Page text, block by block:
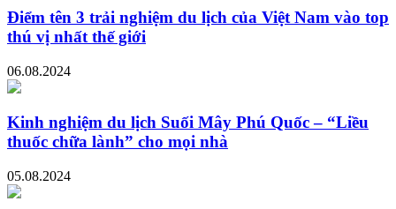
Điểm tên 3 trải nghiệm du lịch của Việt Nam vào top
thú vị nhất thế giới
06.08.2024
Kinh nghiệm du lịch Suối Mây Phú Quốc – “Liều
thuốc chữa lành” cho mọi nhà
05.08.2024